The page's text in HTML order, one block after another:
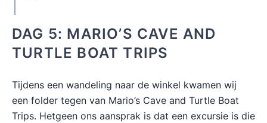
DAG 5: MARIO’S CAVE AND
TURTLE BOAT TRIPS
Tijdens een wandeling naar de winkel kwamen wij
een folder tegen van Mario’s Cave and Turtle Boat
Trips. Hetgeen ons aansprak is dat een excursie is die